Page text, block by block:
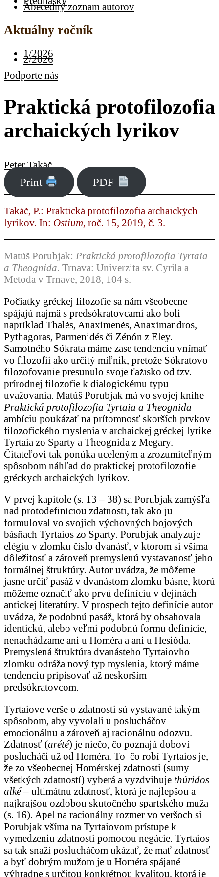
Abecedný zoznam autorov
Aktuálny ročník
1/2026
2/2026
Podporte nás
Praktická protofilozofia
archaických lyrikov
Peter Takáč
Print PDF
Takáč, P.: Praktická protofilozofia archaických
lyrikov. In: Ostium, roč. 15, 2019, č. 3.
Matúš Porubjak: Praktická protofilozofia Tyrtaia
a Theognida. Trnava: Univerzita sv. Cyrila a
Metoda v Trnave, 2018, 104 s.
Počiatky gréckej filozofie sa nám všeobecne
spájajú najmä s predsókratovcami ako boli
napríklad Thalés, Anaximenés, Anaximandros,
Pythagoras, Parmenidés či Zénón z Eley.
Samotného Sókrata máme zase tendenciu vnímať
vo filozofii ako určitý míľnik, pretože Sókratovo
filozofovanie presunulo svoje ťažisko od tzv.
prírodnej filozofie k dialogickému typu
uvažovania. Matúš Porubjak má vo svojej knihe
Praktická protofilozofia Tyrtaia a Theognida
ambíciu poukázať na prítomnosť skorších prvkov
filozofického myslenia v archaickej gréckej lyrike
Tyrtaia zo Sparty a Theognida z Megary.
Čitateľovi tak ponúka uceleným a zrozumiteľným
spôsobom náhľad do praktickej protofilozofie
gréckych archaických lyrikov.
V prvej kapitole (s. 13 – 38) sa Porubjak zamýšľa
nad protodefiníciou zdatnosti, tak ako ju
formuloval vo svojich výchovných bojových
básňach Tyrtaios zo Sparty. Porubjak analyzuje
elégiu v zlomku číslo dvanásť, v ktorom si všíma
dôležitosť a zároveň premyslenú vystavanosť jeho
formálnej štruktúry. Autor uvádza, že môžeme
jasne určiť pasáž v dvanástom zlomku básne, ktorú
môžeme označiť ako prvú definíciu v dejinách
antickej literatúry. V prospech tejto definície autor
uvádza, že podobnú pasáž, ktorá by obsahovala
identickú, alebo veľmi podobnú formu definície,
nenachádzame ani u Homéra a ani u Hesióda.
Premyslená štruktúra dvanásteho Tyrtaiovho
zlomku odráža nový typ myslenia, ktorý máme
tendenciu pripisovať až neskorším
predsókratovcom.
Tyrtaiove verše o zdatnosti sú vystavané takým
spôsobom, aby vyvolali u poslucháčov
emocionálnu a zároveň aj racionálnu odozvu.
Zdatnosť (arété) je niečo, čo poznajú doboví
poslucháči už od Homéra. To čo robí Tyrtaios je,
že zo všeobecnej Homérskej zdatnosti (sumy
všetkých zdatností) vyberá a vyzdvihuje thúridos
alké– ultimátnu zdatnosť, ktorá je najlepšou a
najkrajšou ozdobou skutočného spartského muža
(s. 16). Apel na racionálny rozmer vo veršoch si
Porubjak všíma na Tyrtaiovom prístupe k
vymedzeniu zdatnosti pomocou negácie. Tyrtaios
sa tak snaží poslucháčom ukázať, že mať zdatnosť
a byť dobrým mužom je u Homéra spájané
výhradne s určitou konkrétnou kvalitou, ktorá je